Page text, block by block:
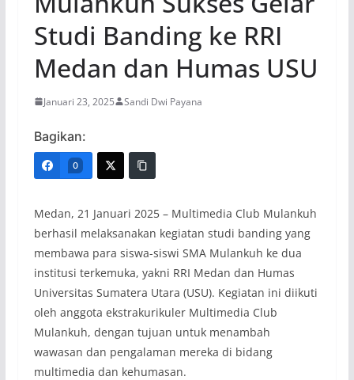
Studi Banding ke RRI
Medan dan Humas USU
Januari 23, 2025 Sandi Dwi Payana
Bagikan:
0
Medan, 21 Januari 2025 – Multimedia Club Mulankuh
berhasil melaksanakan kegiatan studi banding yang
membawa para siswa-siswi SMA Mulankuh ke dua
institusi terkemuka, yakni RRI Medan dan Humas
Universitas Sumatera Utara (USU). Kegiatan ini diikuti
oleh anggota ekstrakurikuler Multimedia Club
Mulankuh, dengan tujuan untuk menambah
wawasan dan pengalaman mereka di bidang
multimedia dan kehumasan.